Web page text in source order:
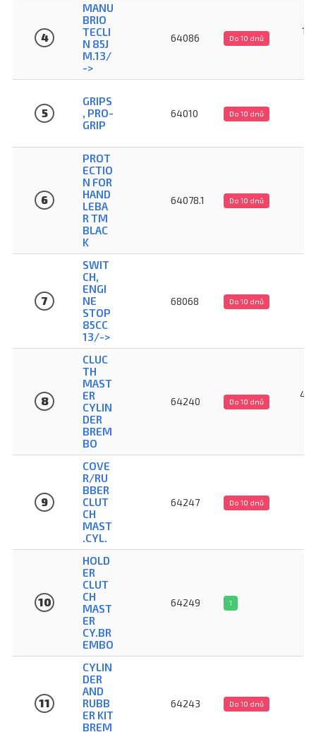
4
MANU
BRIO
TECLI
N 85J
M.13/
->
64086 Do 10 dnů
1
5
GRIPS
, PRO-
GRIP
64010 Do 10 dnů
6
PROT
ECTIO
N FOR
HAND
LEBA
R TM
BLAC
K
64078.1 Do 10 dnů
7
SWIT
CH,
ENGI
NE
STOP
85CC
13/->
68068 Do 10 dnů
8
CLUC
TH
MAST
ER
CYLIN
DER
BREM
BO
64240 Do 10 dnů
4
9
COVE
R/RU
BBER
CLUT
CH
MAST
.CYL.
64247 Do 10 dnů
10
HOLD
ER
CLUT
CH
MAST
ER
CY.BR
EMBO
64249 1
11
CYLIN
DER
AND
RUBB
ER KIT
BREM
64243 Do 10 dnů